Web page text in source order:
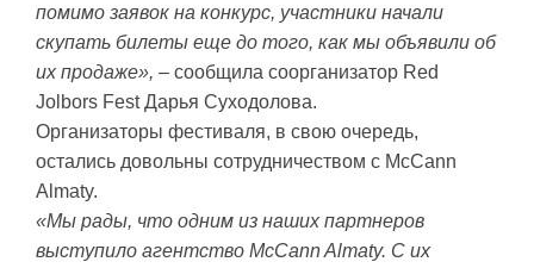
помимо заявок на конкурс, участники начали
скупать билеты еще до того, как мы объявили об
их продаже», – сообщила соорганизатор Red
Jolbors Fest Дарья Суходолова.
Организаторы фестиваля, в свою очередь,
остались довольны сотрудничеством с McCann
Almaty.
«Мы рады, что одним из наших партнеров
выступило агентство McCann Almaty. С их